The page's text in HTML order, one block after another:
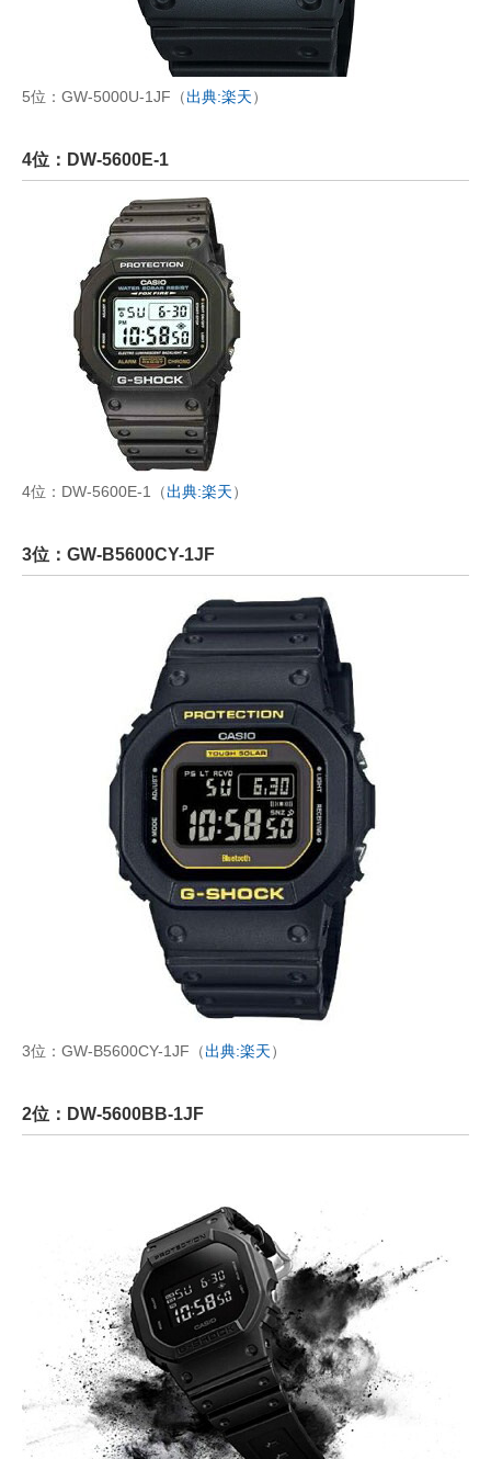
5位：GW-5000U-1JF（出典:楽天）
4位：DW-5600E-1
4位：DW-5600E-1（出典:楽天）
3位：GW-B5600CY-1JF
3位：GW-B5600CY-1JF（出典:楽天）
2位：DW-5600BB-1JF